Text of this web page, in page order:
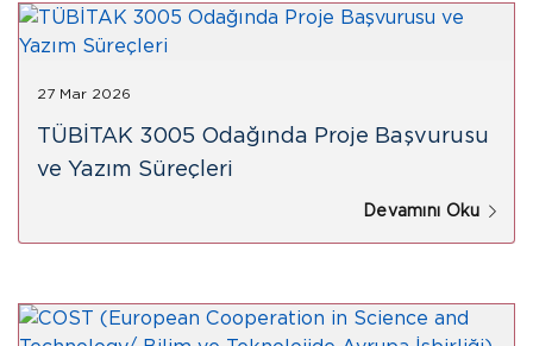
27 Mar 2026
TÜBİTAK 3005 Odağında Proje Başvurusu
ve Yazım Süreçleri
Devamını Oku